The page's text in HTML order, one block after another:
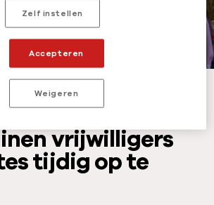
i
e
d
a
t
u
:
te bieden, trainen onze teams mensen uit
het behandelen van kinderen met malaria.
vrijwilligers
tijdig op te
Zelf instellen
Weigeren
Accepteren